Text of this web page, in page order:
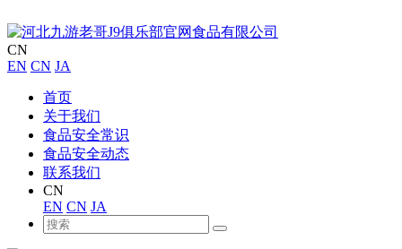
CN
EN CN JA
首页
关于我们
食品安全常识
食品安全动态
联系我们
CN
EN CN JA